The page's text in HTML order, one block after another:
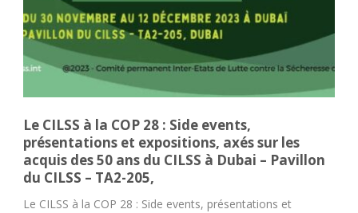
Le CILSS à la COP 28 : Side events,
présentations et expositions, axés sur les
acquis des 50 ans du CILSS à Dubai – Pavillon
du CILSS – TA2-205,
Le CILSS à la COP 28 : Side events, présentations et